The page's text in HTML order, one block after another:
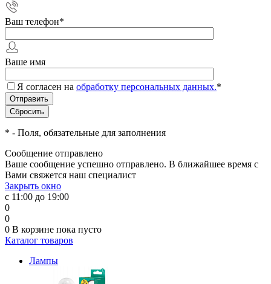
Ваш телефон*
Ваше имя
Я согласен на обработку персональных данных.*
* - Поля, обязательные для заполнения
Сообщение отправлено
Ваше сообщение успешно отправлено. В ближайшее время с
Вами свяжется наш специалист
Закрыть окно
с 11:00 до 19:00
0
0
0 В корзине пока пусто
Каталог товаров
Лампы